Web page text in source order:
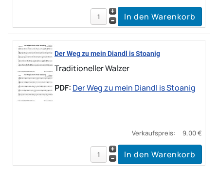
Der Weg zu mein Diandl is Stoanig
Traditioneller Walzer
PDF: Der Weg zu mein Diandl is Stoanig
Verkaufspreis: 9,00 €